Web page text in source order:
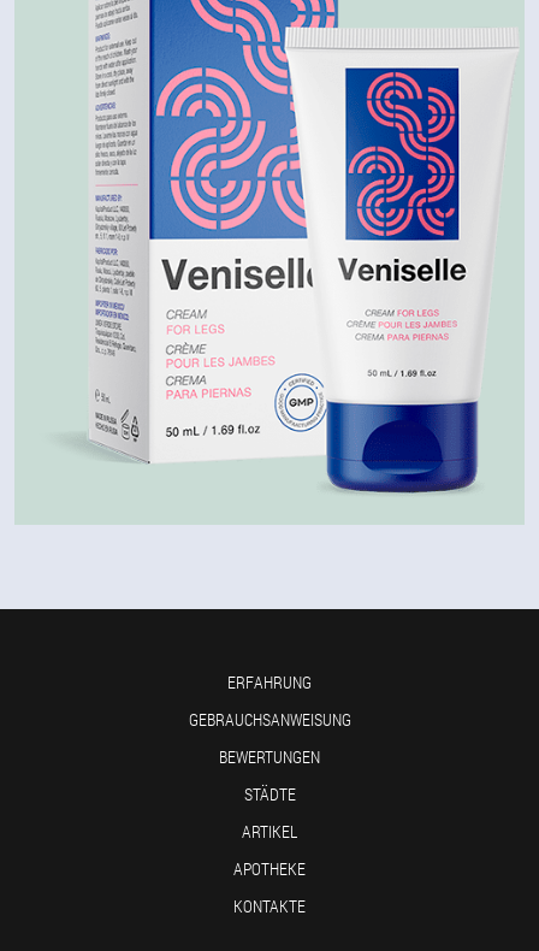
ERFAHRUNG
GEBRAUCHSANWEISUNG
BEWERTUNGEN
STÄDTE
ARTIKEL
APOTHEKE
KONTAKTE